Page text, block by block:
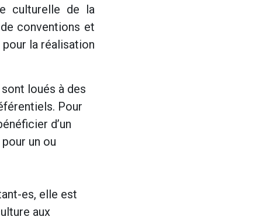
culturelle de la
conventions et
la réalisation
loués à des
Pour
d’un
un ou
es, elle est
aux